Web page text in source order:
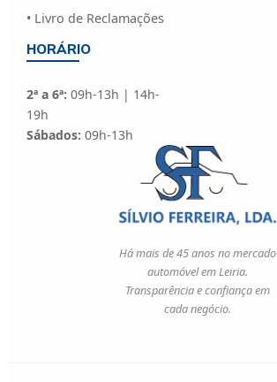
• Livro de Reclamações
HORÁRIO
2ª a 6ª: 09h-13h | 14h-
19h
Sábados: 09h-13h
Há mais de 45 anos no mercado
automóvel em Leiria.
Transparência e confiança em
cada negócio.